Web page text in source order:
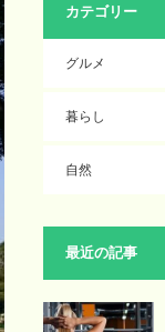
カテゴリー
グルメ
暮らし
自然
最近の記事